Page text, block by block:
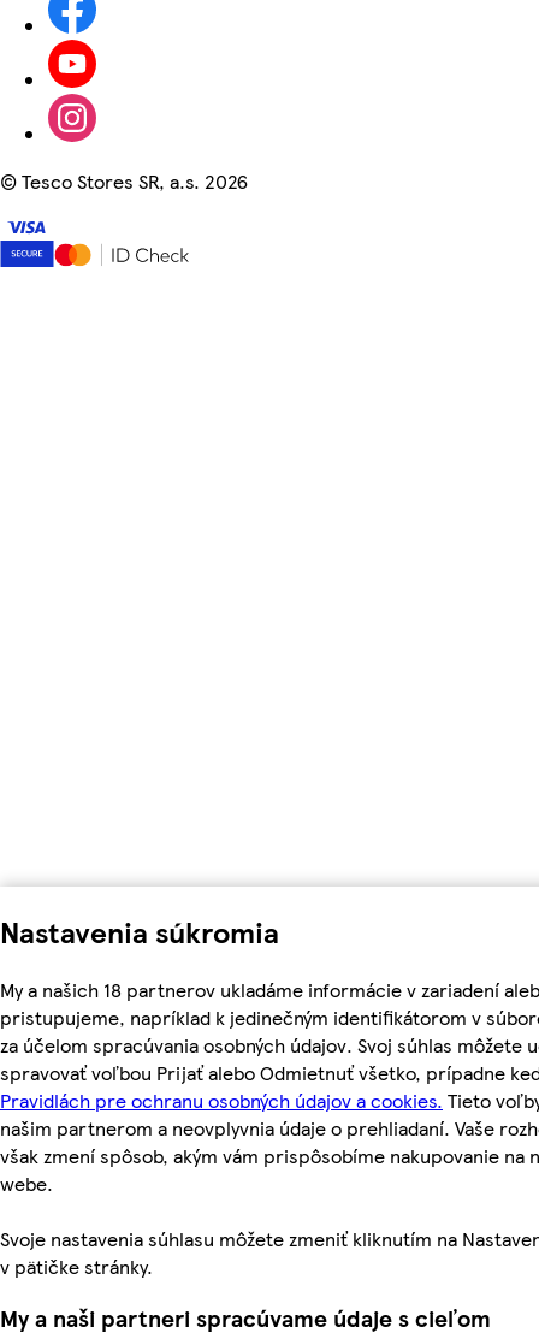
Nastavenia súkromia
My a našich 18 partnerov ukladáme informácie v zariadení
pristupujeme, napríklad k jedinečným identifikátorom v
za účelom spracúvania osobných údajov. Svoj súhlas môžete
spravovať voľbou Prijať alebo Odmietnuť všetko, prípadne
Pravidlách pre ochranu osobných údajov a cookies. Tieto
našim partnerom a neovplyvnia údaje o prehliadaní. Vaše
však zmení spôsob, akým vám prispôsobíme nakupovanie na
webe.
Svoje nastavenia súhlasu môžete zmeniť kliknutím na
v pätičke stránky.
My a naši partneri spracúvame údaje s cieľom
©Tesco Stores SR, a.s. 2026